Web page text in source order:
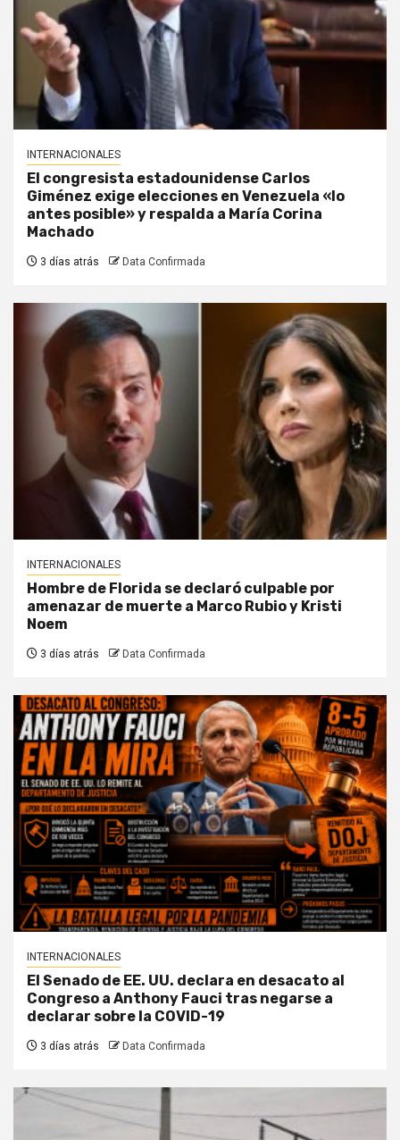
INTERNACIONALES
El congresista estadounidense Carlos
Giménez exige elecciones en Venezuela «lo
antes posible» y respalda a María Corina
Machado
3 días atrás Data Confirmada
INTERNACIONALES
Hombre de Florida se declaró culpable por
amenazar de muerte a Marco Rubio y Kristi
Noem
3 días atrás Data Confirmada
INTERNACIONALES
El Senado de EE. UU. declara en desacato al
Congreso a Anthony Fauci tras negarse a
declarar sobre la COVID-19
3 días atrás Data Confirmada